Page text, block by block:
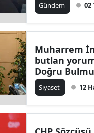
Gündem 02
Muharrem
butlan
Doğru
Ama Uymak
Siyaset 12